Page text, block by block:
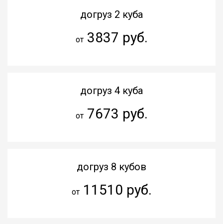
догруз 2 куба
от3837 руб.
догруз 4 куба
от7673 руб.
догруз 8 кубов
от11510 руб.